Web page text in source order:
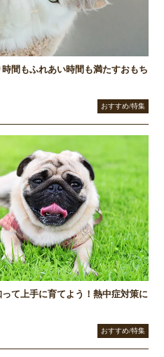
間もふれあい時間も満たすおもち
おすすめ/特集
て上手に育てよう！熱中症対策に
おすすめ/特集